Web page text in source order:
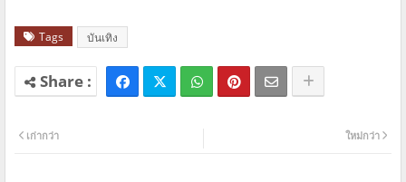
Tags บันเทิง
ใหม่กว่า
เก่ากว่า